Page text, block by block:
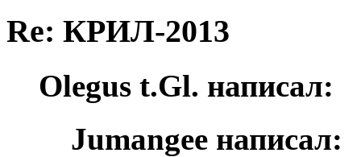
Re: КРИЛ-2013
Olegus t.Gl. написал:
Jumangee написал: